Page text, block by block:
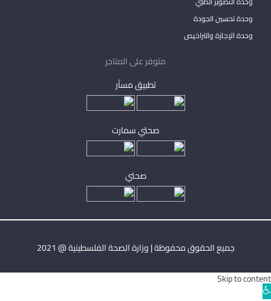
وحدة تحسين الجودة
وحدة الإجازة والتراخيص
متوفر على المتاجر
تطبيق مساْر
صحتي سمارت
صحتي
جميع الحقوق محفوظة | وزارة الصحة الفلسطينية @ 2021
Skip to content
Open